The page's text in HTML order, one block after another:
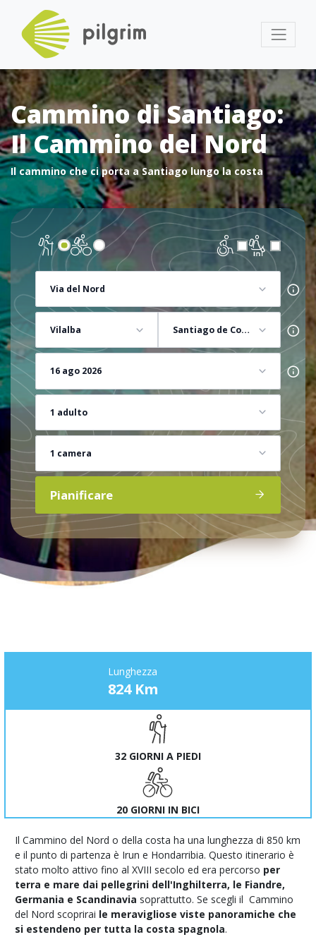
Cammino di Santiago:
Il Cammino del Nord
Il cammino che ci porta a Santiago lungo la costa
Via del Nord
Vilalba Santiago de Compostela
16 ago 2026
1 adulto
1 camera
Pianificare
Lunghezza
824 Km
32 GIORNI A PIEDI
20 GIORNI IN BICI
Il Cammino del Nord o della costa ha una lunghezza di 850 km
e il punto di partenza è Irun e Hondarribia. Questo itinerario è
stato molto attivo fino al XVIII secolo ed era percorso per
terra e mare dai pellegrini dell'Inghilterra, le Fiandre,
Germania e Scandinavia soprattutto. Se scegli il Cammino
del Nord scoprirai le meravigliose viste panoramiche che
si estendeno per tutta la costa spagnola.